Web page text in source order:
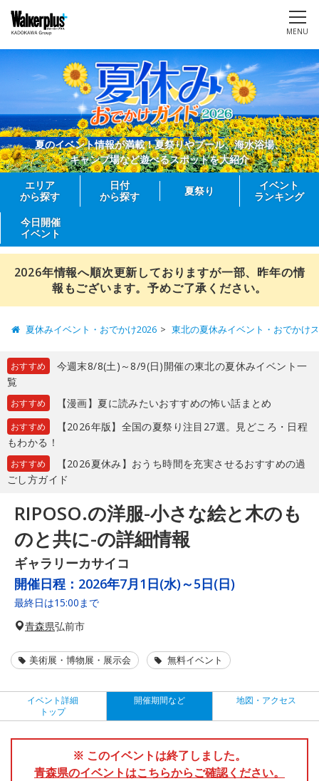
MENU
夏のイベント情報が満載！夏祭りやプール、海水浴場、
キャンプ場など遊べるスポットを大紹介
エリア
から探す
日付
から探す
夏祭り
イベント
ランキング
今日開催
イベント
2026年情報へ順次更新しておりますが一部、昨年の情
報もございます。予めご了承ください。
夏休みイベント・おでかけ2026 東北の夏休みイベント・おでかけ
おすすめ
今週末8/8(土)～8/9(日)開催の東北の夏休みイベント一
覧
おすすめ 【漫画】夏に読みたいおすすめの怖い話まとめ
おすすめ
【2026年版】全国の夏祭り注目27選。見どころ・日程
もわかる！
おすすめ
【2026夏休み】おうち時間を充実させるおすすめの過
ごし方ガイド
RIPOSO.の洋服-小さな絵と木のも
のと共に-の詳細情報
ギャラリーカサイコ
開催日程： 2026年7月1日(水)～5日(日)
最終日は15:00まで
青森県弘前市
美術展・博物展・展示会 無料イベント
イベント詳細
トップ
開催期間など 地図・アクセス
※ このイベントは終了しました。
青森県のイベントはこちらからご確認ください。